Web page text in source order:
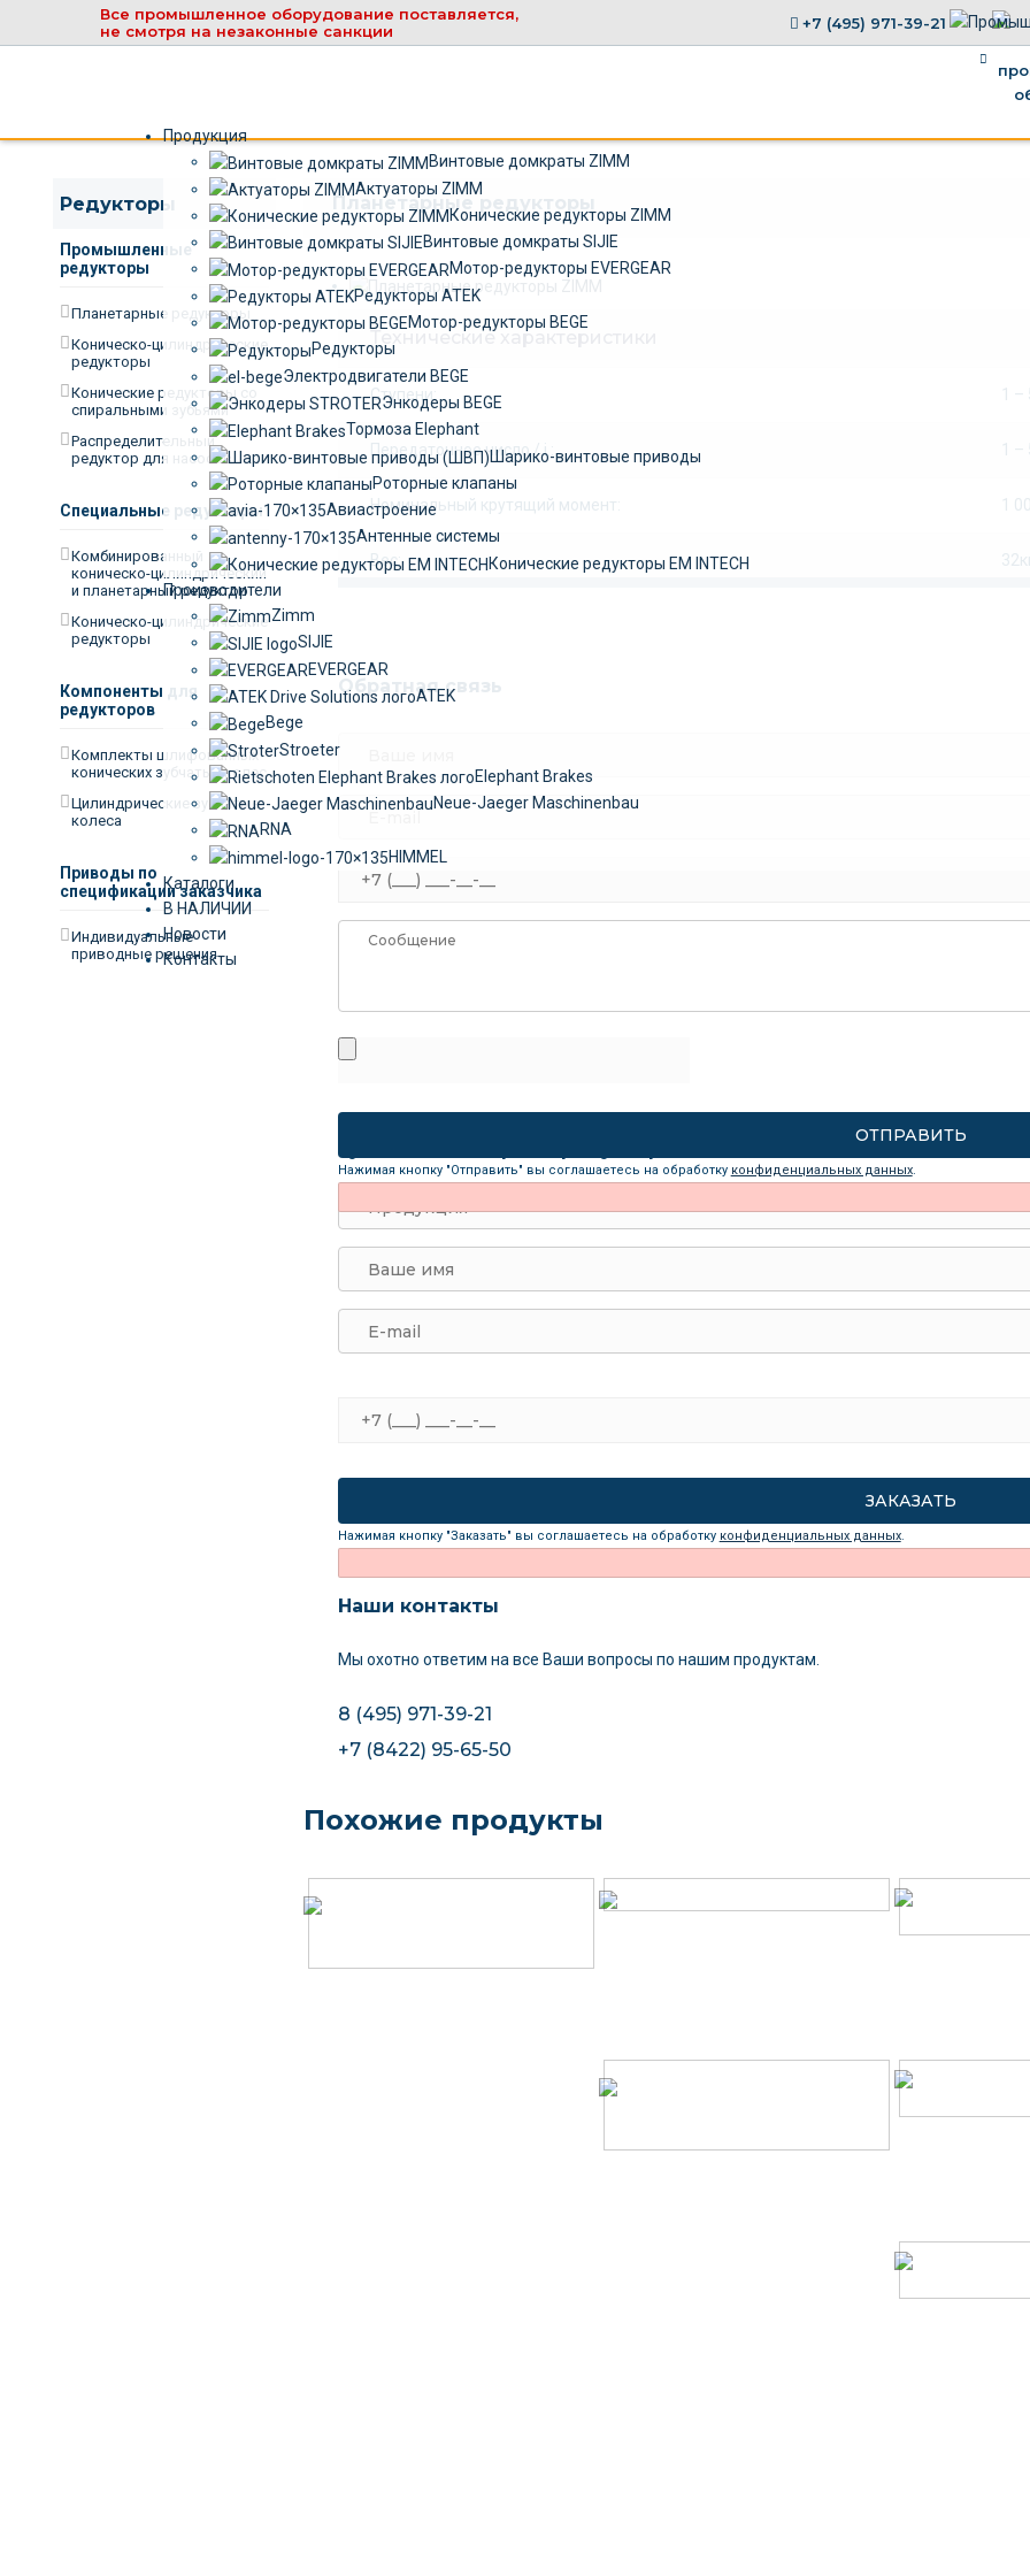
Все промышленное оборудование поставляется,
не смотря на незаконные санкции
+7 (495) 971-39-21
Продукция
Винтовые домкраты ZIMM
Актуаторы ZIMM
Конические редукторы ZIMM
Винтовые домкраты SIJIE
Мотор-редукторы EVERGEAR
Редукторы ATEK
Мотор-редукторы BEGE
Редукторы
Электродвигатели BEGE
Энкодеры BEGE
Тормоза Elephant
Шарико-винтовые приводы
Роторные клапаны
Авиастроение
Антенные системы
Конические редукторы EM INTECH
Производители
Zimm
SIJIE
EVERGEAR
ATEK
Bege
Stroeter
Elephant Brakes
Neue-Jaeger Maschinenbau
RNA
HIMMEL
Каталоги
В НАЛИЧИИ
Новости
Контакты
Планетарные редукторы
Технические характеристики
Ступени: 1 –
Передаточное число / i : 1 –
Номинальный крутящий момент: 1
Вес:
Обратная связь
Нажимая кнопку "Отправить" вы соглашаетесь на обработку конфиденциальных данных.
Купить планетарный редуктор
Нажимая кнопку "Заказать" вы соглашаетесь на обработку конфиденциальных данных.
Наши контакты
Мы охотно ответим на все Ваши вопросы по нашим продуктам.
8 (495) 971-39-21
+7 (8422) 95-65-50
Похожие продукты
Редукторы
Промышленные
редукторы
Планетарные редукторы
Коническо-цилиндрические
редукторы
Конические редукторы со
спиральными зубьями
Распределительный
редуктор для насосов
Специальные редукторы
Комбинированный
коническо-цилиндрический
и планетарный редуктор
Коническо-цилиндрические
редукторы
Компоненты для
редукторов
Комплекты шлифованных
конических зубчатых колес
Цилиндрические зубчатые
колеса
Приводы по
спецификации заказчика
Индивидуальные
приводные решения